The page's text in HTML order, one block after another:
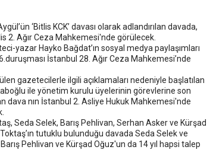
‘Bitlis KCK’ davası olarak adlandırılan davada,
2. Ağır Ceza Mahkemesi'nde görülecek.
yazar Hayko Bağdat’ın sosyal medya paylaşımları
İstanbul 28. Ağır Ceza Mahkemesi’nde
gazetecilerle ilgili açıklamaları nedeniyle başlatılan
ile yönetim kurulu üyelerinin görevlerine son
dava nın İstanbul 2. Asliye Hukuk Mahkemesi'nde
Seda Selek, Barış Pehlivan, Serhan Asker ve Kürşad
tutuklu bulunduğu davada Seda Selek ve
Pehlivan ve Kürşad Oğuz'un da 14 yıl hapsi talep